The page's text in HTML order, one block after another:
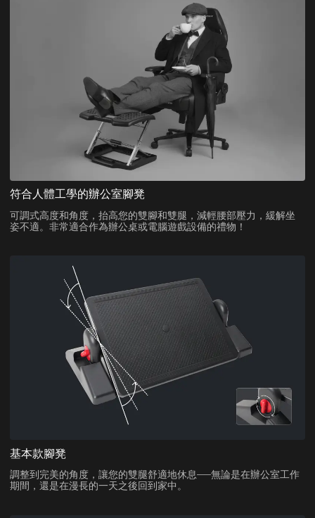
符合人體工學的辦公室腳凳
可調式高度和角度，抬高您的雙腳和雙腿，減輕腰部壓力，緩解坐
姿不適。非常適合作為辦公桌或電腦遊戲設備的禮物！
基本款腳凳
調整到完美的角度，讓您的雙腿舒適地休息——無論是在辦公室工作
期間，還是在漫長的一天之後回到家中。